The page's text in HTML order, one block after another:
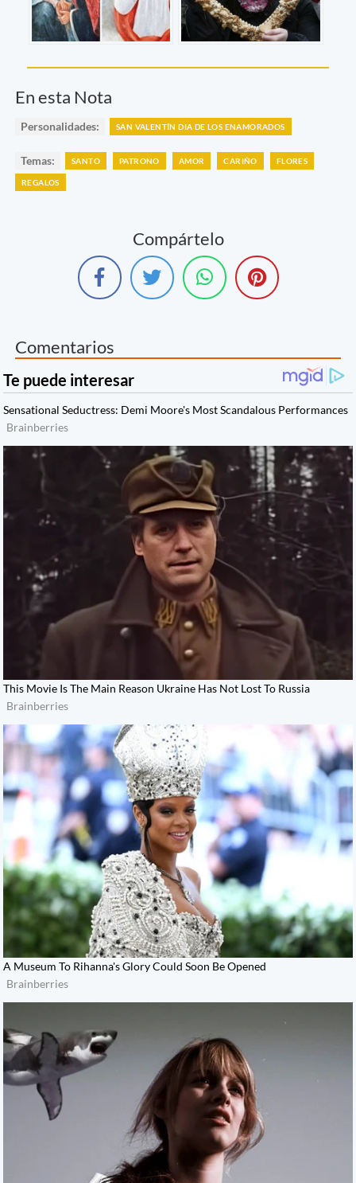
En esta Nota
Personalidades: SAN VALENTÍN DIA DE LOS ENAMORADOS
Temas: SANTO PATRONO AMOR CARIÑO FLORES
REGALOS
Compártelo
Comentarios